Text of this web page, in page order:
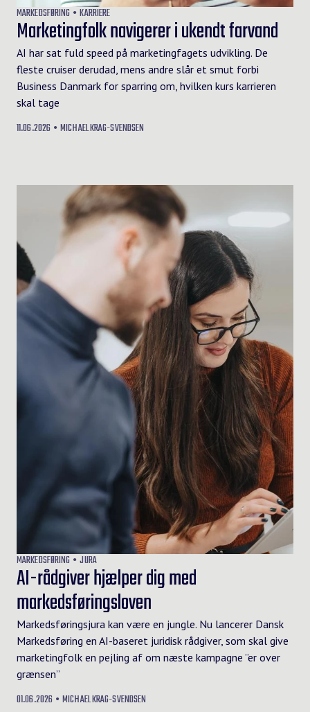
MARKEDSFØRING KARRIERE
Marketingfolk navigerer i ukendt farvand
AI har sat fuld speed på marketingfagets udvikling. De
fleste cruiser derudad, mens andre slår et smut forbi
Business Danmark for sparring om, hvilken kurs karrieren
skal tage
11.06.2026 MICHAEL KRAG-SVENDSEN
MARKEDSFØRING JURA
AI-rådgiver hjælper dig med
markedsføringsloven
Markedsføringsjura kan være en jungle. Nu lancerer Dansk
Markedsføring en AI-baseret juridisk rådgiver, som skal give
marketingfolk en pejling af om næste kampagne ”er over
grænsen”
01.06.2026 MICHAEL KRAG-SVENDSEN